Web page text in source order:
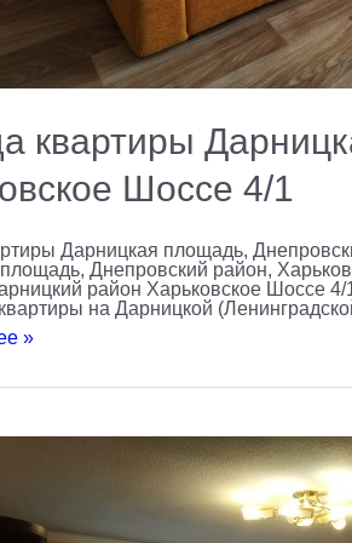
квартиры
Шоссе 4/1
Дарницкая площадь,
Днепровский район,
район Харьковское Шоссе
на Дарницкой
»